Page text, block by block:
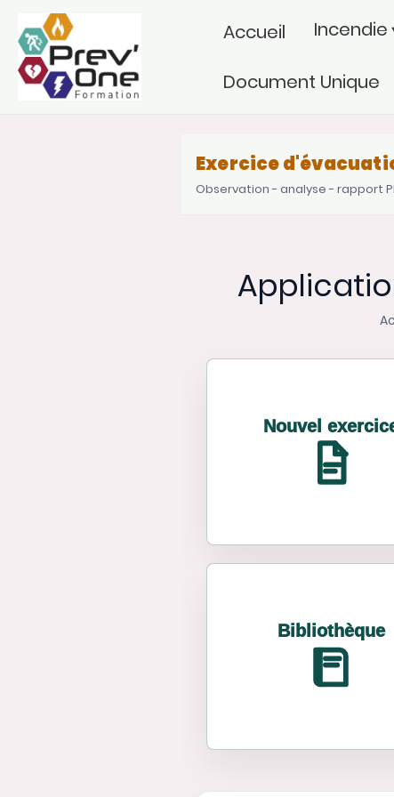
Accueil Incendie
Document Unique
Exercice
Observation - analyse - rapport
Nouvel
Bibliothèque